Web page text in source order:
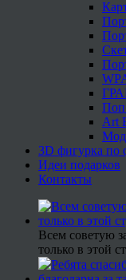
Art
3D фигурка по
Идеи подарков
Контакты
Всем советую
только в этой